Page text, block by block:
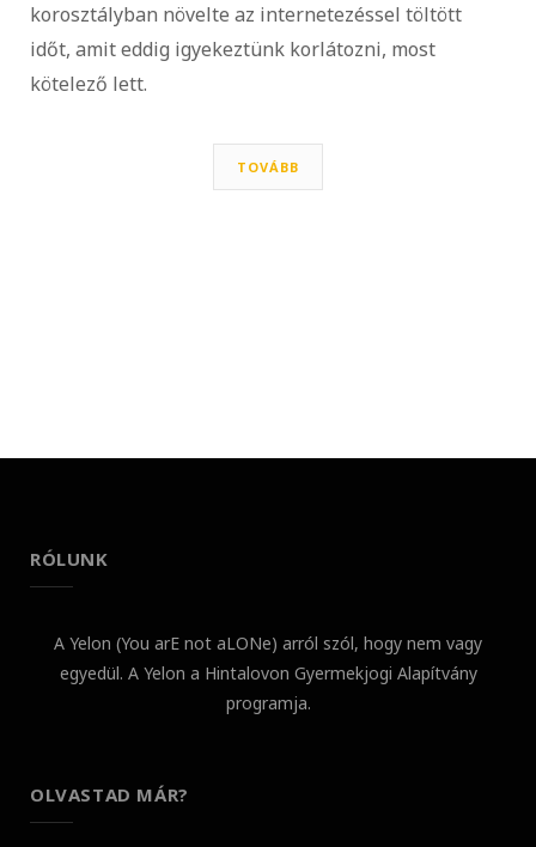
korosztályban növelte az internetezéssel töltött
időt, amit eddig igyekeztünk korlátozni, most
kötelező lett.
TOVÁBB
RÓLUNK
A Yelon (You arE not aLONe) arról szól, hogy nem vagy
egyedül. A Yelon a Hintalovon Gyermekjogi Alapítvány
programja.
OLVASTAD MÁR?